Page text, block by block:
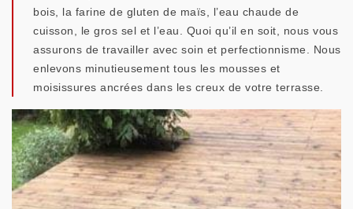
bois, la farine de gluten de maïs, l’eau chaude de
cuisson, le gros sel et l’eau. Quoi qu’il en soit, nous vous
assurons de travailler avec soin et perfectionnisme. Nous
enlevons minutieusement tous les mousses et
moisissures ancrées dans les creux de votre terrasse.